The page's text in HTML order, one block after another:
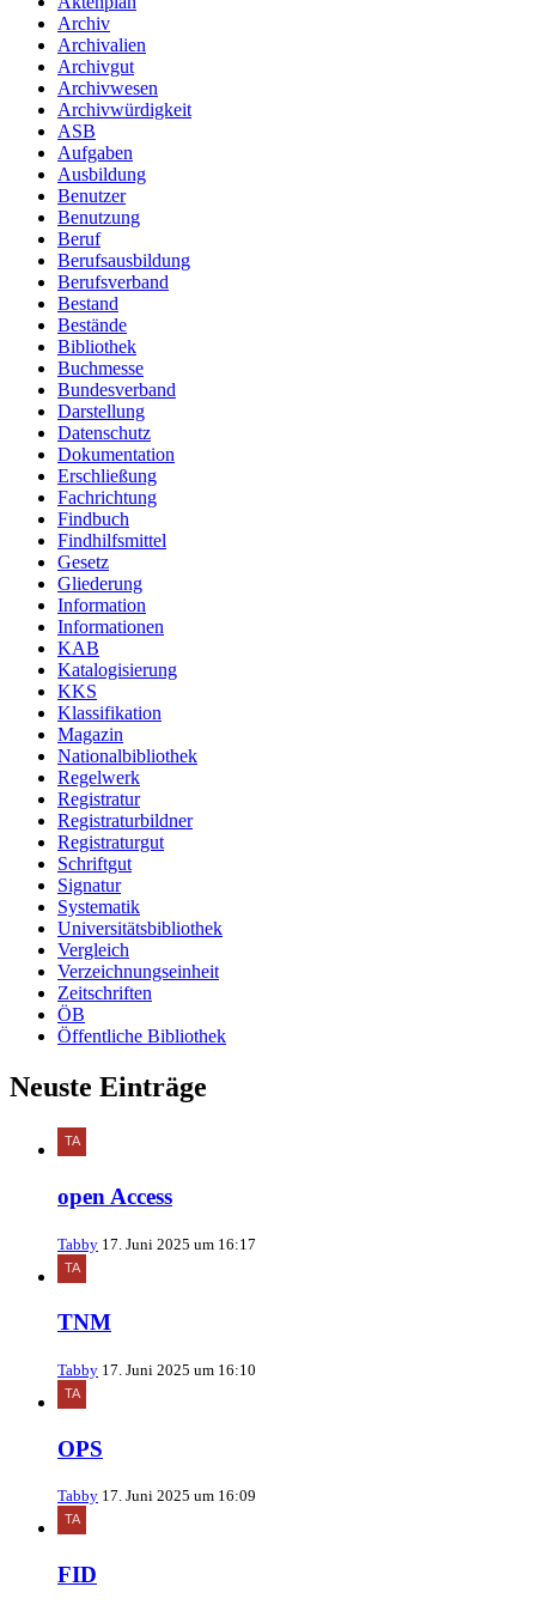
Archiv
Archivalien
Archivgut
Archivwesen
Archivwürdigkeit
ASB
Aufgaben
Ausbildung
Benutzer
Benutzung
Beruf
Berufsausbildung
Berufsverband
Bestand
Bestände
Bibliothek
Buchmesse
Bundesverband
Darstellung
Datenschutz
Dokumentation
Erschließung
Fachrichtung
Findbuch
Findhilfsmittel
Gesetz
Gliederung
Information
Informationen
KAB
Katalogisierung
KKS
Klassifikation
Magazin
Nationalbibliothek
Regelwerk
Registratur
Registraturbildner
Registraturgut
Schriftgut
Signatur
Systematik
Universitätsbibliothek
Vergleich
Verzeichnungseinheit
Zeitschriften
ÖB
Öffentliche Bibliothek
Neuste Einträge
open Access
Tabby 17. Juni 2025 um 16:17
TNM
Tabby 17. Juni 2025 um 16:10
OPS
Tabby 17. Juni 2025 um 16:09
FID